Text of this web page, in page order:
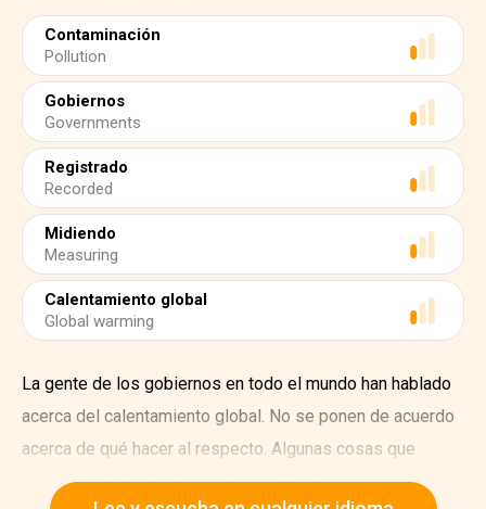
Contaminación
Pollution
Gobiernos
Governments
Registrado
Recorded
Midiendo
Measuring
Calentamiento global
Global warming
La gente de los gobiernos en todo el mundo han hablado
acerca del calentamiento global. No se ponen de acuerdo
acerca de qué hacer al respecto. Algunas cosas que
pueden reducir el calentamiento global son quemar menos